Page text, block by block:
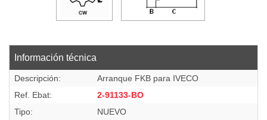
Información técnica
Descripción:
Arranque FKB para IVECO
Ref. Ebat:
2-91133-BO
Tipo:
NUEVO